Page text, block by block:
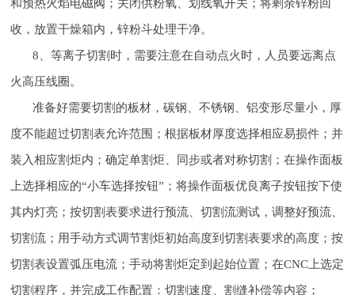
和预热火焰电磁阀；关闭供粉氧、划线氧开关；将剩余锌粉回
收，放置干燥箱内，锌粉斗处理干净。
8、等离子切割时，需要注意在自动点火时，人员要远离点
火高压线圈。
准备好需要切割的板材，碳钢、不锈钢、铝变形尽量小，厚
度不能超过切割表允许范围；根据板材厚度选择相应易损件；并
装入相应割炬内；确定单割炬、同步或者对称切割；在操作面板
上选择相应的“小车选择按钮”；将操作面板优良离子按钮按下使
其内灯亮；按切割表要求进行预流、切割流测试，调整好预流、
切割流；用手动方式调节割炬初始高度到切割表要求的高度；按
切割表设置弧压电流；手动将割炬定到起始位置；在CNC上选定
切割程序，并完成工作配置：切割速度、割缝补偿等内容；